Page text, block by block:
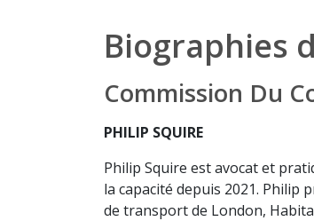
Biographies
Commission Du
PHILIP SQUIRE
Philip Squire est avocat et
la capacité depuis 2021. Philip
de transport de London,